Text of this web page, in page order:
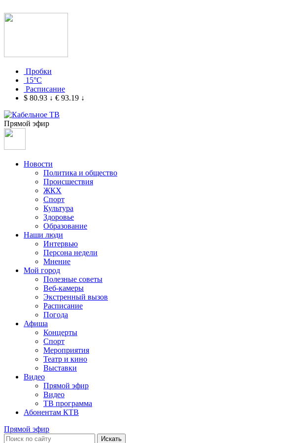
Пробки
15°C
Расписание
$ 80.93 ↓ € 93.19 ↓
Прямой эфир
Новости
Политика и общество
Происшествия
ЖКХ
Спорт
Культура
Здоровье
Образование
Наши люди
Интервью
Персона недели
Мнение
Мой город
Полезные советы
Веб-камеры
Экстренный вызов
Расписание
Погода
Афиша
Концерты
Спорт
Мероприятия
Театр и кино
Выставки
Видео
Прямой эфир
Видео
ТВ программа
Абонентам КТВ
Прямой эфир
Искать